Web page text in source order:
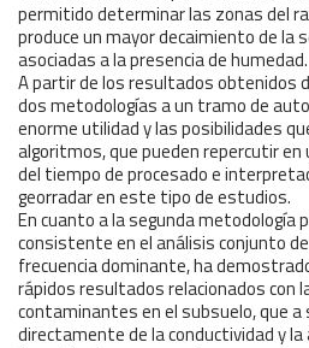
permitido determinar las zonas del
produce un mayor decaimiento de la
asociadas a la presencia de humedad.
A partir de los resultados obtenidos
dos metodologías a un tramo de
enorme utilidad y las posibilidades
algoritmos, que pueden repercutir en
del tiempo de procesado e
georradar en este tipo de estudios.
En cuanto a la segunda
consistente en el análisis conjunto
frecuencia dominante, ha
rápidos resultados relacionados con
contaminantes en el subsuelo, que a
directamente de la conductividad y